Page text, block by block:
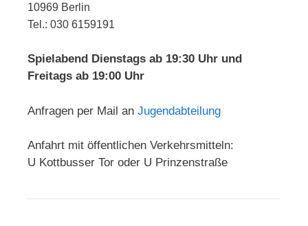
10969 Berlin
Tel.: 030 6159191
Spielabend Dienstags ab 19:30 Uhr und
Freitags ab 19:00 Uhr
Anfragen per Mail an Jugendabteilung
Anfahrt mit öffentlichen Verkehrsmitteln:
U Kottbusser Tor oder U Prinzenstraße